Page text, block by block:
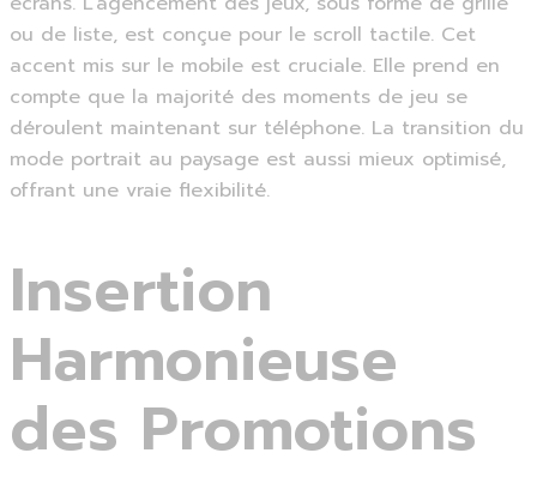
ou de liste, est conçue pour le scroll tactile. Cet
accent mis sur le mobile est cruciale. Elle prend en
compte que la majorité des moments de jeu se
déroulent maintenant sur téléphone. La transition du
mode portrait au paysage est aussi mieux optimisé,
offrant une vraie flexibilité.
Insertion
Harmonieuse
des Promotions